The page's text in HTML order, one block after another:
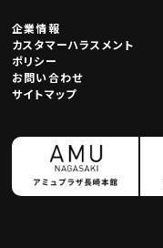
企業情報
カスタマーハラスメント
ポリシー
お問い合わせ
サイトマップ